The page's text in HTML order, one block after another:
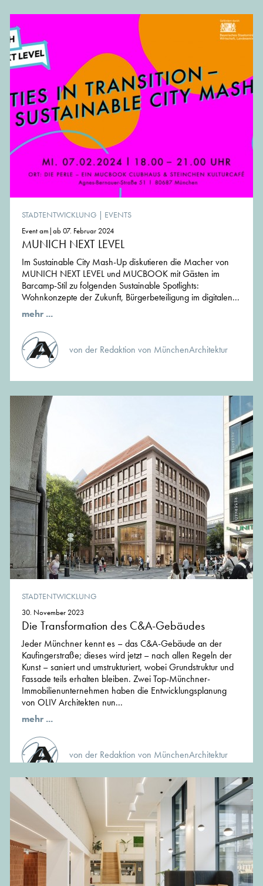
STADTENTWICKLUNG | EVENTS
Event am|ab 07. Februar 2024
MUNICH NEXT LEVEL
Im Sustainable City Mash-Up diskutieren die Macher von
MUNICH NEXT LEVEL und MUCBOOK mit Gästen im
Barcamp-Stil zu folgenden Sustainable Spotlights:
Wohnkonzepte der Zukunft, Bürgerbeteiligung im digitalen...
mehr ...
von der Redaktion von MünchenArchitektur
STADTENTWICKLUNG
30. November 2023
Die Transformation des C&A-Gebäudes
Jeder Münchner kennt es – das C&A-Gebäude an der
Kaufingerstraße; dieses wird jetzt – nach allen Regeln der
Kunst – saniert und umstrukturiert, wobei Grundstruktur und
Fassade teils erhalten bleiben. Zwei Top-Münchner-
Immobilienunternehmen haben die Entwicklungsplanung
von OLIV Architekten nun...
mehr ...
von der Redaktion von MünchenArchitektur